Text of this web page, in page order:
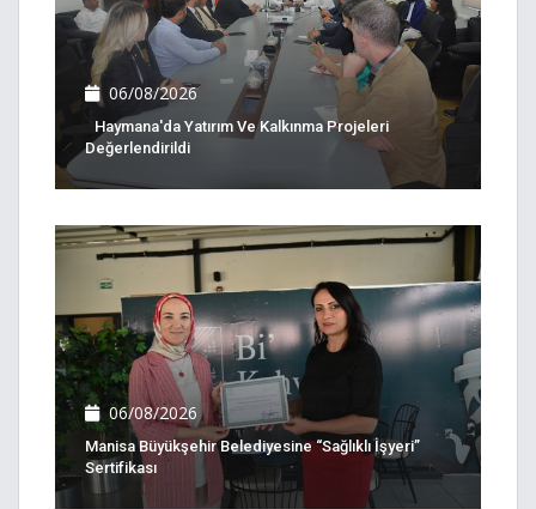
06/08/2026
Haymana'da Yatırım Ve Kalkınma Projeleri
Değerlendirildi
06/08/2026
Manisa Büyükşehir Belediyesine “Sağlıklı İşyeri”
Sertifikası